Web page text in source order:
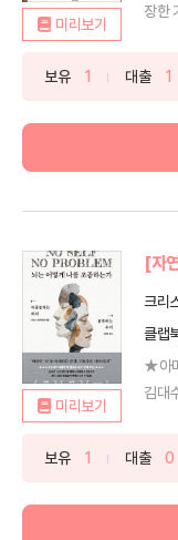
미리보기
장한
보유 1 대출 1
미리보기
[자
크리
클랩
★아
김대
보유 1 대출 0